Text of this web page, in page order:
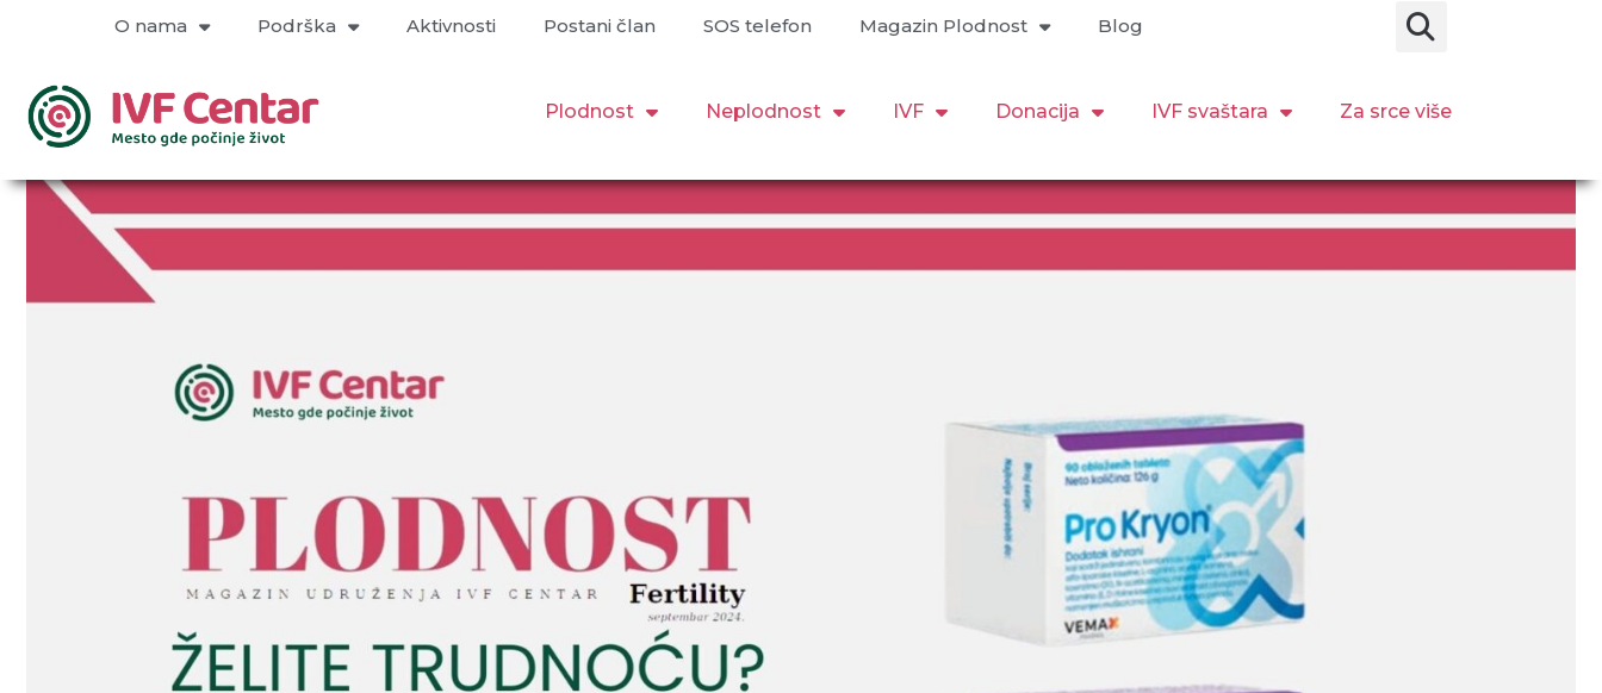
O nama Podrška Aktivnosti Postani član SOS telefon Magazin Plodnost Blog
Plodnost Neplodnost IVF Donacija IVF svaštara Za srce više